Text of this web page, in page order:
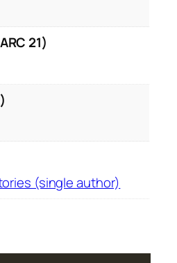
21)
(single author)